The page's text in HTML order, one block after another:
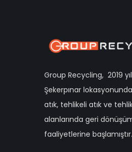
Group Recycling, 2019
Şekerpınar
atık, tehlikeli atık ve
alanlarında geri
faaliyetlerine başlamıştır.